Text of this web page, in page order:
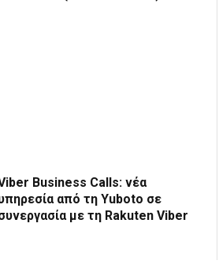
Business Calls: νέα
από τη Yuboto σε
με τη Rakuten Viber